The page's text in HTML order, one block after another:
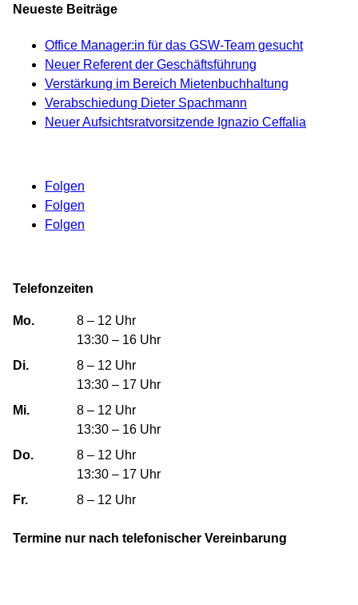
Neueste Beiträge
Office Manager:in für das GSW-Team gesucht
Neuer Referent der Geschäftsführung
Verstärkung im Bereich Mietenbuchhaltung
Verabschiedung Dieter Spachmann
Neuer Aufsichtsratvorsitzende Ignazio Ceffalia
Folgen
Folgen
Folgen
Telefonzeiten
Mo.
8 – 12 Uhr
13:30 – 16 Uhr
Di.
8 – 12 Uhr
13:30 – 17 Uhr
Mi.
8 – 12 Uhr
13:30 – 16 Uhr
Do.
8 – 12 Uhr
13:30 – 17 Uhr
Fr.
8 – 12 Uhr
Termine nur nach telefonischer Vereinbarung